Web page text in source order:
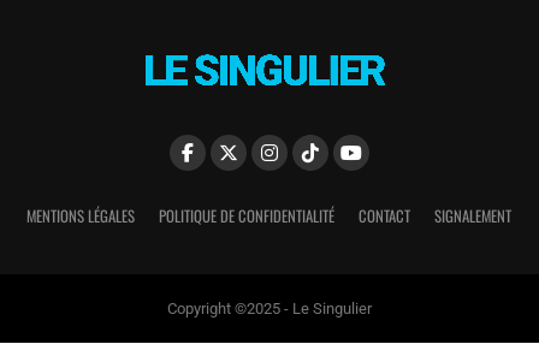
MENTIONS LÉGALES POLITIQUE DE CONFIDENTIALITÉ CONTACT SIGNALEMENT
Copyright ©2025 - Le Singulier